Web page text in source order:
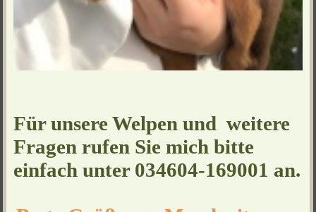
Für unsere Welpen und weitere
Fragen rufen Sie mich bitte
einfach unter 034604-169001 an.